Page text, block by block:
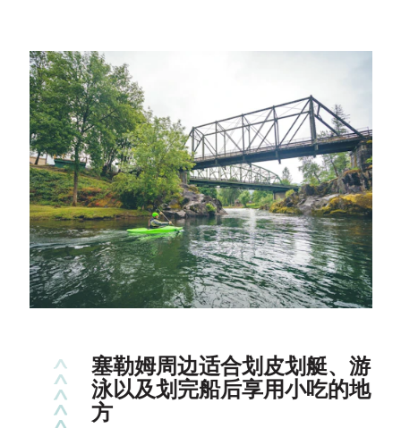
塞勒姆周边适合划皮划艇、游
泳以及划完船后享用小吃的地
方